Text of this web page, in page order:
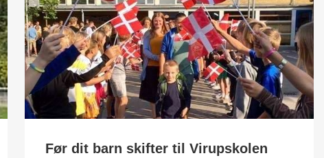
Før dit barn skifter til Virupskolen